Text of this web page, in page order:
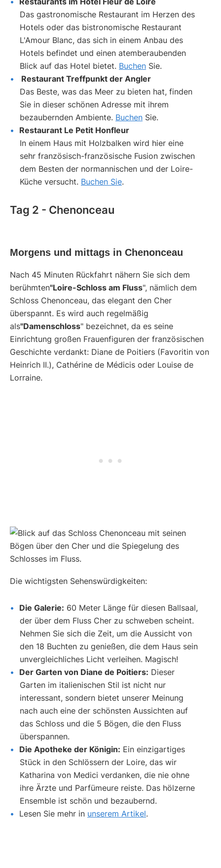
Das gastronomische Restaurant im Herzen des
Hotels oder das bistronomische Restaurant
L'Amour Blanc, das sich in einem Anbau des
Hotels befindet und einen atemberaubenden
Blick auf das Hotel bietet. Buchen Sie.
Restaurant Treffpunkt der Angler
Das Beste, was das Meer zu bieten hat, finden
Sie in dieser schönen Adresse mit ihrem
bezaubernden Ambiente. Buchen Sie.
Restaurant Le Petit Honfleur
In einem Haus mit Holzbalken wird hier eine
sehr französisch-französische Fusion zwischen
dem Besten der normannischen und der Loire-
Küche versucht. Buchen Sie.
Tag 2 - Chenonceau
Morgens und mittags in Chenonceau
Nach 45 Minuten Rückfahrt nähern Sie sich dem
berühmten"Loire-Schloss am Fluss", nämlich dem
Schloss Chenonceau, das elegant den Cher
überspannt. Es wird auch regelmäßig
als"Damenschloss" bezeichnet, da es seine
Einrichtung großen Frauenfiguren der französischen
Geschichte verdankt: Diane de Poitiers (Favoritin von
Heinrich II.), Cathérine de Médicis oder Louise de
Lorraine.
Die wichtigsten Sehenswürdigkeiten:
Die Galerie: 60 Meter Länge für diesen Ballsaal,
der über dem Fluss Cher zu schweben scheint.
Nehmen Sie sich die Zeit, um die Aussicht von
den 18 Buchten zu genießen, die dem Haus sein
unvergleichliches Licht verleihen. Magisch!
Der Garten von Diane de Poitiers: Dieser
Garten im italienischen Stil ist nicht nur
interessant, sondern bietet unserer Meinung
nach auch eine der schönsten Aussichten auf
das Schloss und die 5 Bögen, die den Fluss
überspannen.
Die Apotheke der Königin: Ein einzigartiges
Stück in den Schlössern der Loire, das wir
Katharina von Medici verdanken, die nie ohne
ihre Ärzte und Parfümeure reiste. Das hölzerne
Ensemble ist schön und bezaubernd.
Lesen Sie mehr in unserem Artikel.